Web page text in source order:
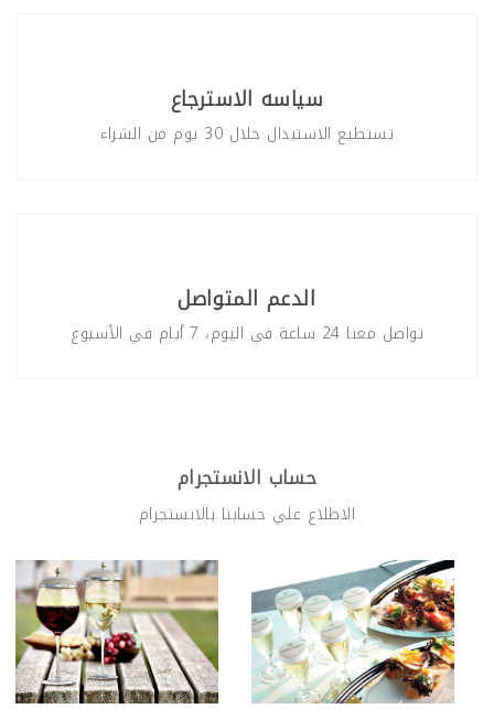
سياسه الاسترجاع
تستطيع الاستبدال خلال 30 يوم من الشراء
الدعم المتواصل
تواصل معنا 24 ساعة في اليوم، 7 أيام في الأسبوع
حساب الانستجرام
الاطلاع علي حسابنا بالانستجرام